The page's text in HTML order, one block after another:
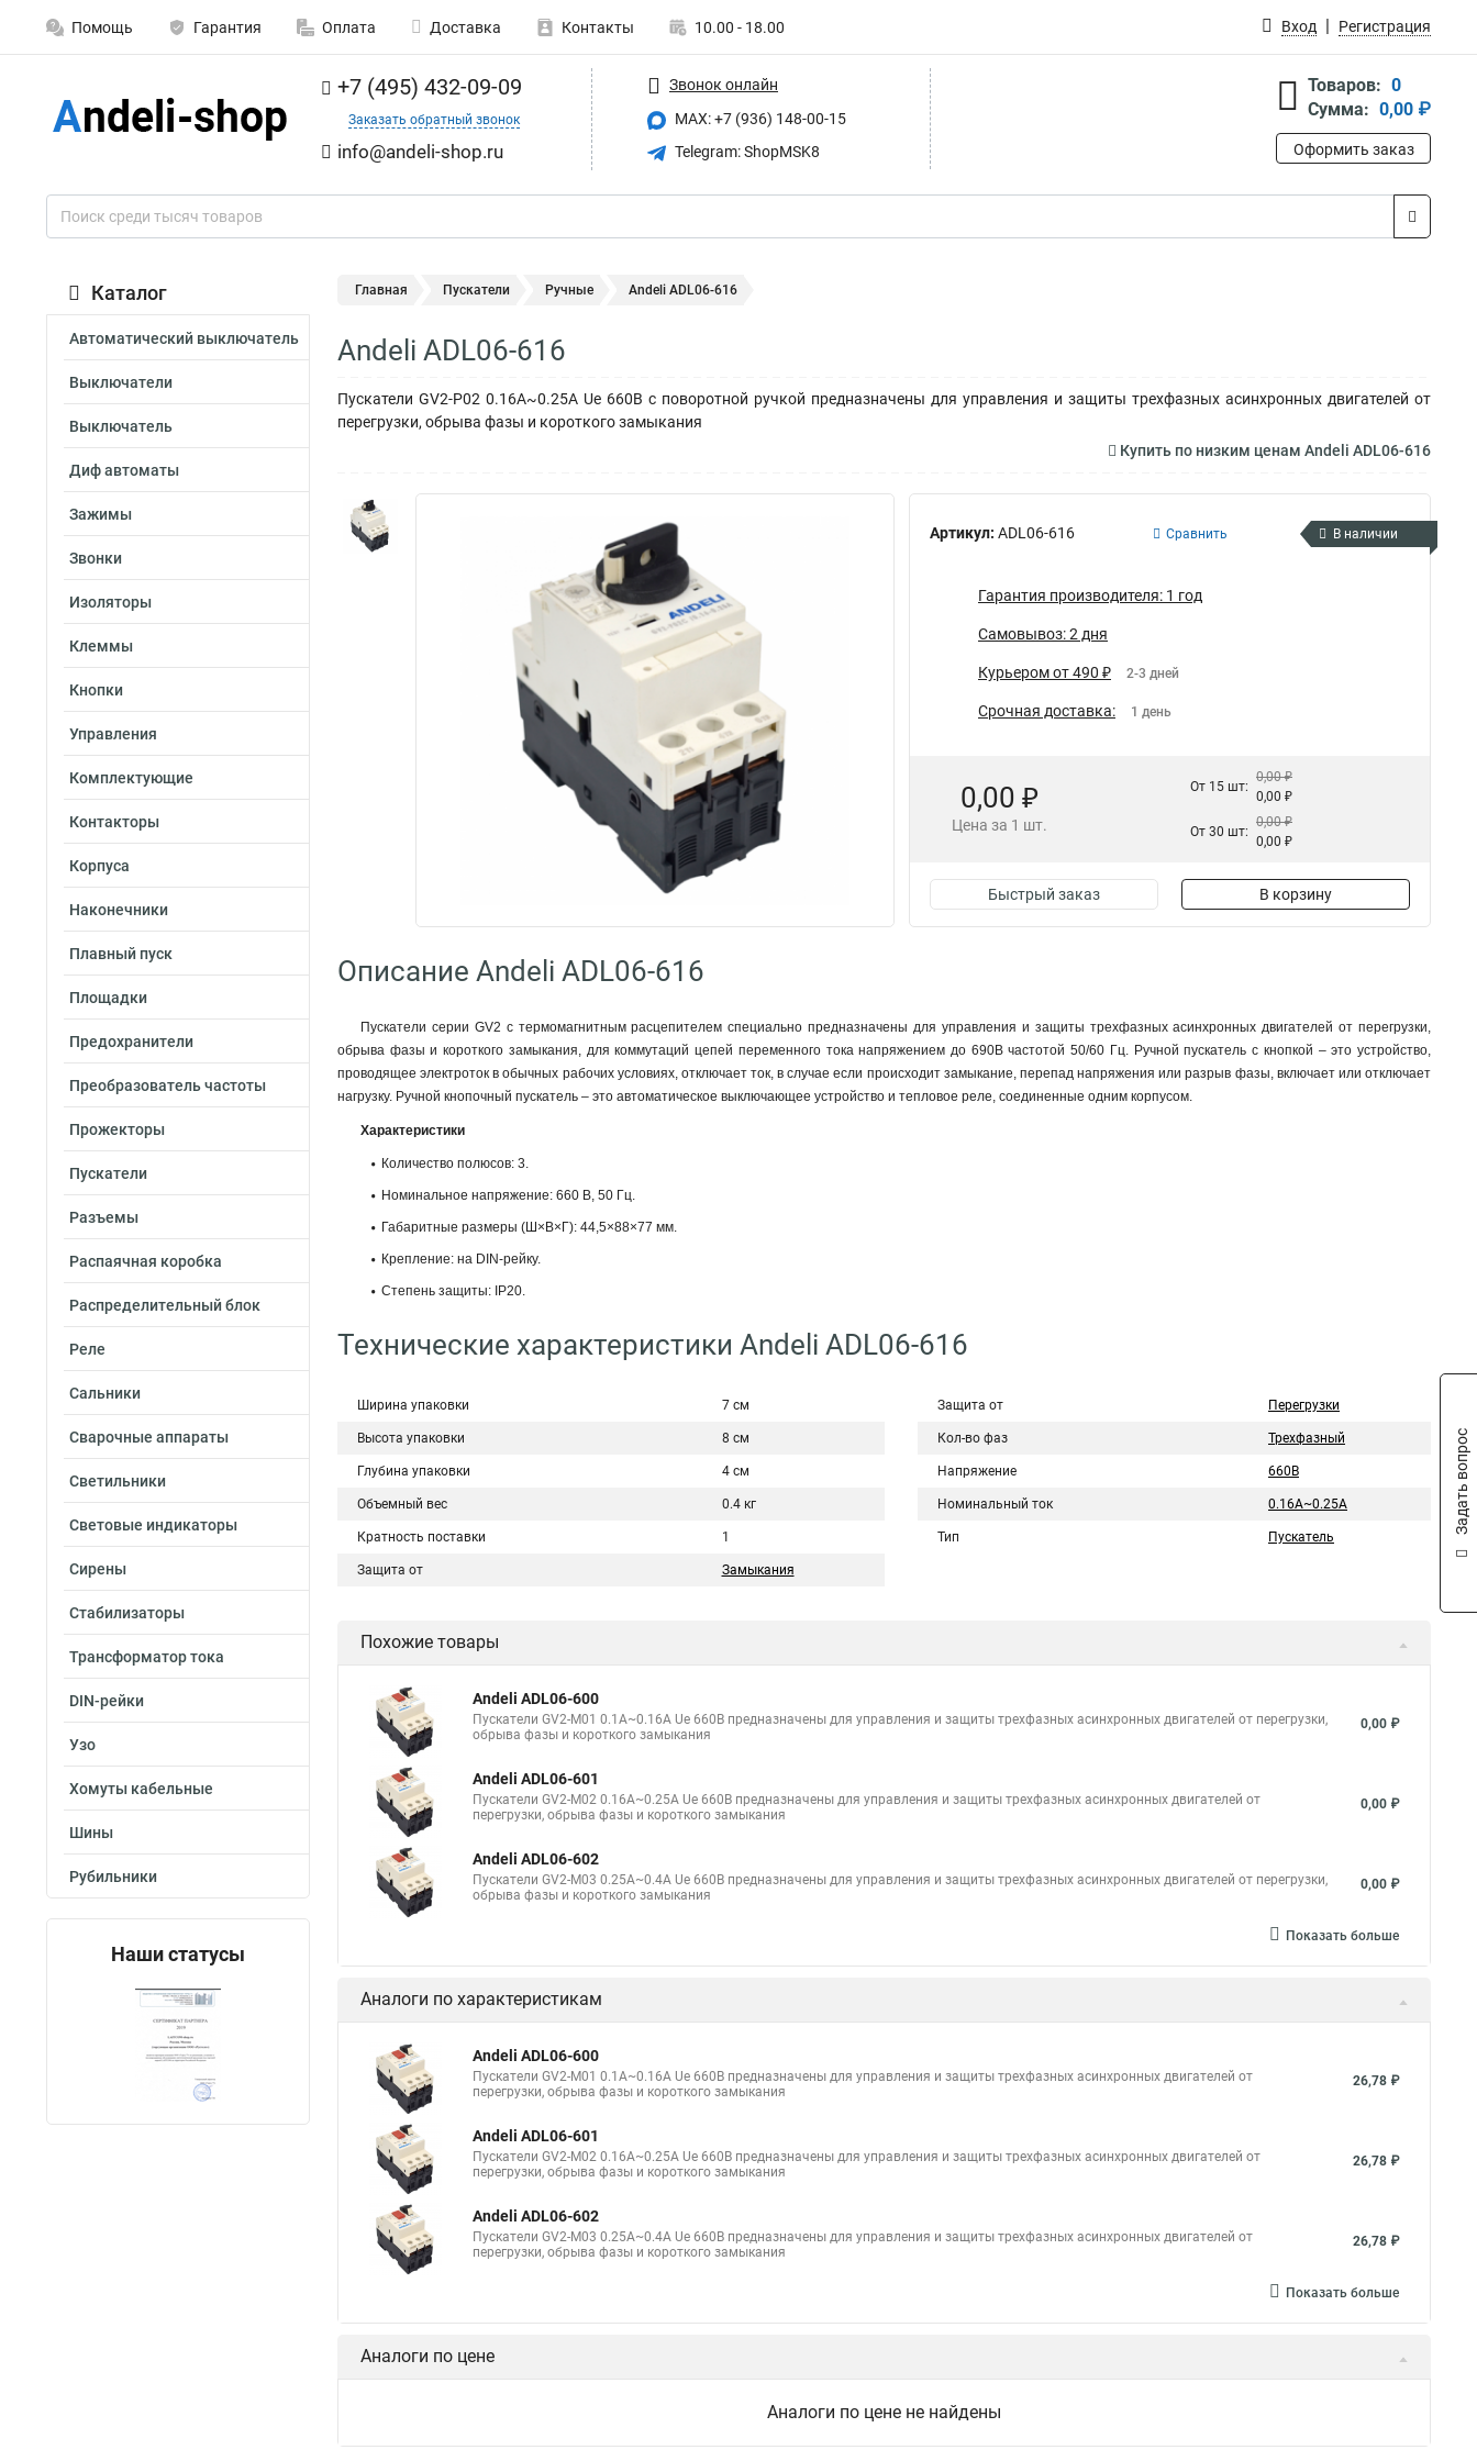
Помощь Гарантия Оплата Доставка Контакты 10.00 - 18.00 Вход Регистрация
+7 (495) 432-09-09
Заказать обратный звонок
info@andeli-shop.ru
Звонок онлайн
MAX: +7 (936) 148-00-15
Telegram: ShopMSK8
Товаров: 0
Сумма: 0,00 ₽
Оформить заказ
Каталог
Автоматический выключатель
Выключатели
Выключатель
Диф автоматы
Зажимы
Звонки
Изоляторы
Клеммы
Кнопки
Управления
Комплектующие
Контакторы
Корпуса
Наконечники
Плавный пуск
Площадки
Предохранители
Преобразователь частоты
Прожекторы
Пускатели
Разъемы
Распаячная коробка
Распределительный блок
Реле
Сальники
Сварочные аппараты
Светильники
Световые индикаторы
Сирены
Стабилизаторы
Трансформатор тока
DIN-рейки
Узо
Хомуты кабельные
Шины
Рубильники
Наши статусы
Главная Пускатели Ручные Andeli ADL06-616
Andeli ADL06-616
Пускатели GV2-P02 0.16A~0.25A Ue 660В с поворотной ручкой предназначены для управления и защиты трехфазных асинхронных двигателей от
перегрузки, обрыва фазы и короткого замыкания
Купить по низким ценам Andeli ADL06-616
Артикул: ADL06-616 Сравнить В наличии
Гарантия производителя: 1 год
Самовывоз: 2 дня
Курьером от 490 ₽ 2-3 дней
Срочная доставка: 1 день
0,00 ₽
Цена за 1 шт.
От 15 шт:
0,00 ₽
0,00 ₽
От 30 шт:
0,00 ₽
0,00 ₽
Быстрый заказ В корзину
Описание Andeli ADL06-616
Пускатели серии GV2 с термомагнитным расцепителем специально предназначены для управления и защиты трехфазных асинхронных двигателей от перегрузки,
обрыва фазы и короткого замыкания, для коммутаций цепей переменного тока напряжением до 690В частотой 50/60 Гц. Ручной пускатель с кнопкой – это устройство,
проводящее электроток в обычных рабочих условиях, отключает ток, в случае если происходит замыкание, перепад напряжения или разрыв фазы, включает или отключает
нагрузку. Ручной кнопочный пускатель – это автоматическое выключающее устройство и тепловое реле, соединенные одним корпусом.
Характеристики
Количество полюсов: 3.
Номинальное напряжение: 660 В, 50 Гц.
Габаритные размеры (Ш×В×Г): 44,5×88×77 мм.
Крепление: на DIN-рейку.
Степень защиты: IP20.
Технические характеристики Andeli ADL06-616
Ширина упаковки 7 см
Высота упаковки 8 см
Глубина упаковки 4 см
Объемный вес 0.4 кг
Кратность поставки 1
Защита от Замыкания
Защита от Перегрузки
Кол-во фаз Трехфазный
Напряжение 660В
Номинальный ток 0.16A~0.25A
Тип Пускатель
Похожие товары
Andeli ADL06-600
Пускатели GV2-M01 0.1A~0.16A Ue 660В предназначены для управления и защиты трехфазных асинхронных двигателей от перегрузки,
обрыва фазы и короткого замыкания
0,00 ₽
Andeli ADL06-601
Пускатели GV2-M02 0.16A~0.25A Ue 660В предназначены для управления и защиты трехфазных асинхронных двигателей от
перегрузки, обрыва фазы и короткого замыкания
0,00 ₽
Andeli ADL06-602
Пускатели GV2-M03 0.25A~0.4A Ue 660В предназначены для управления и защиты трехфазных асинхронных двигателей от перегрузки,
обрыва фазы и короткого замыкания
0,00 ₽
Показать больше
Аналоги по характеристикам
Andeli ADL06-600
Пускатели GV2-M01 0.1A~0.16A Ue 660В предназначены для управления и защиты трехфазных асинхронных двигателей от
перегрузки, обрыва фазы и короткого замыкания
26,78 ₽
Andeli ADL06-601
Пускатели GV2-M02 0.16A~0.25A Ue 660В предназначены для управления и защиты трехфазных асинхронных двигателей от
перегрузки, обрыва фазы и короткого замыкания
26,78 ₽
Andeli ADL06-602
Пускатели GV2-M03 0.25A~0.4A Ue 660В предназначены для управления и защиты трехфазных асинхронных двигателей от
перегрузки, обрыва фазы и короткого замыкания
26,78 ₽
Показать больше
Аналоги по цене
Аналоги по цене не найдены
Задать вопрос